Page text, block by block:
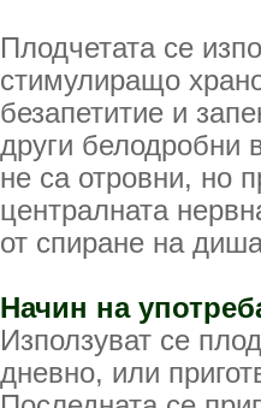
Плодчетата се
стимули­ращо
безапетитие и
други белодробни
не са отровни, но
централната
от спиране на
Начин на
Използуват се
дневно, или